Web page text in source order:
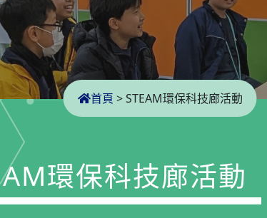
首頁 > STEAM環保科技廊活動
環保科技廊活動